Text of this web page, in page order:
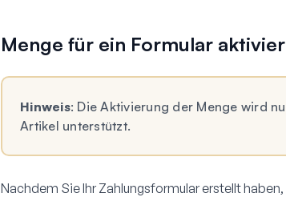
Menge für ein Formular
Hinweis: Die Aktivierung der Menge wird
Artikel unterstützt.
Nachdem Sie Ihr Zahlungsformular erstellt